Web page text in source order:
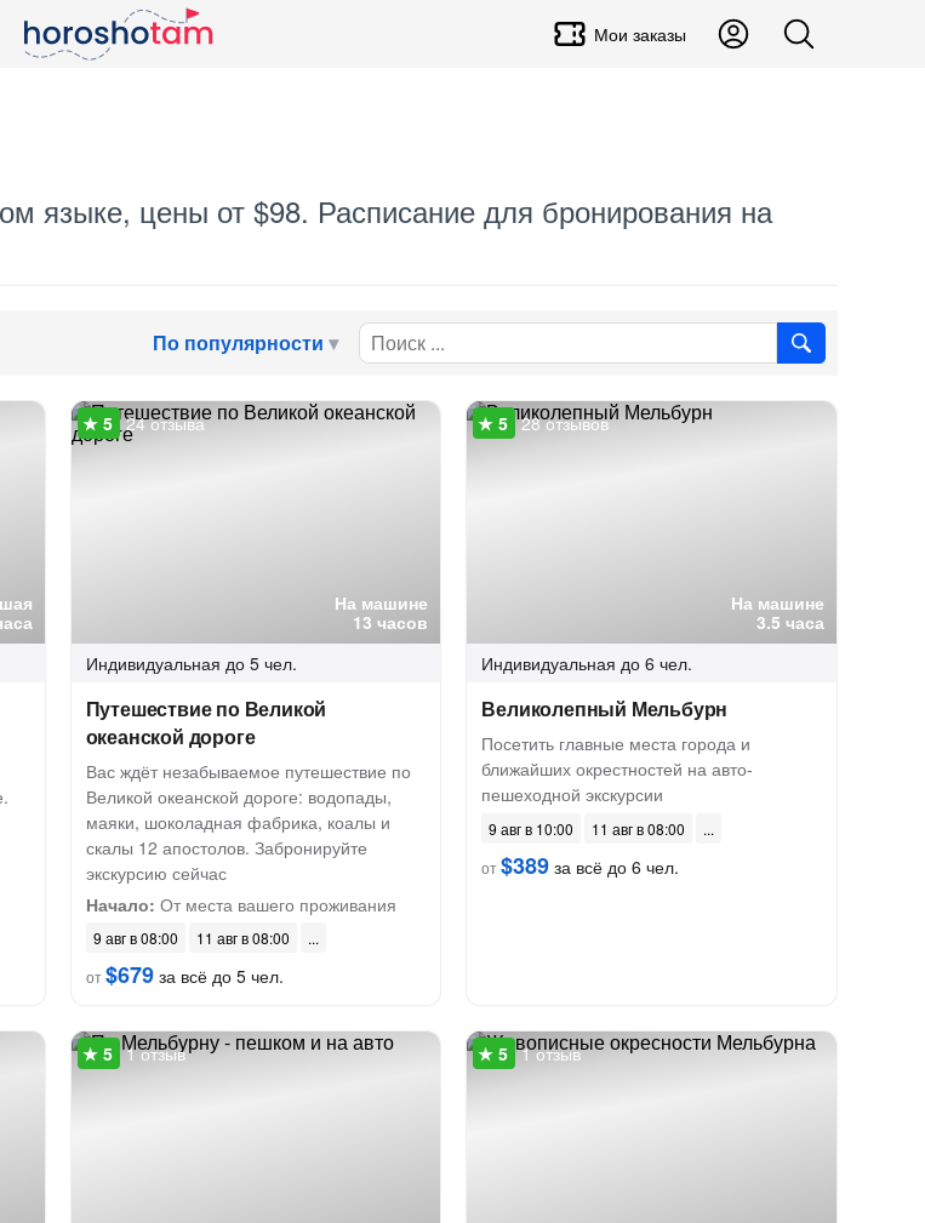
Мои заказы
языке, цены от $98. Расписание для бронирования на
По популярности
На машине
13 часов
24 отзыва
Индивидуальная до 5 чел.
Путешествие по Великой
океанской дороге
Вас ждёт незабываемое путешествие по
Великой океанской дороге: водопады,
маяки, шоколадная фабрика, коалы и
скалы 12 апостолов. Забронируйте
экскурсию сейчас
Начало: От места вашего проживания
9 авг в 08:00
11 авг в 08:00
от$679за всё до 5 чел.
На машине
3.5 часа
28 отзывов
Индивидуальная до 6 чел.
Великолепный Мельбурн
Посетить главные места города и
ближайших окрестностей на авто-
пешеходной экскурсии
9 авг в 10:00
11 авг в 08:00
от$389 за всё до 6 чел.
1 отзыв 1 отзыв